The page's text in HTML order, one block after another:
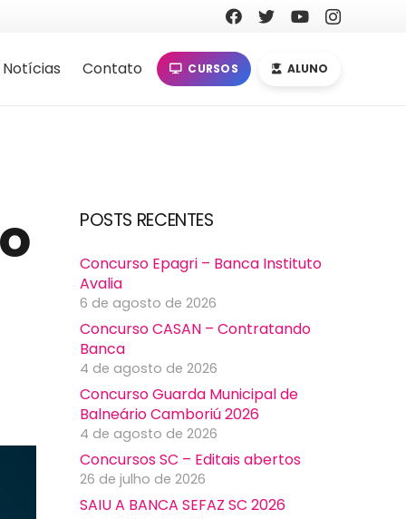
Notícias Contato CURSOS ALUNO
POSTS RECENTES
Concurso Epagri – Banca Instituto
Avalia
6 de agosto de 2026
Concurso CASAN – Contratando
Banca
4 de agosto de 2026
Concurso Guarda Municipal de
Balneário Camboriú 2026
4 de agosto de 2026
Concursos SC – Editais abertos
26 de julho de 2026
SAIU A BANCA SEFAZ SC 2026